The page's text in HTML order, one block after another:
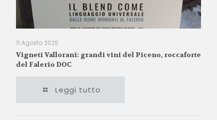
11 Agosto 2025
Vigneti Vallorani: grandi vini del Piceno, roccaforte
del Falerio DOC
Leggi tutto